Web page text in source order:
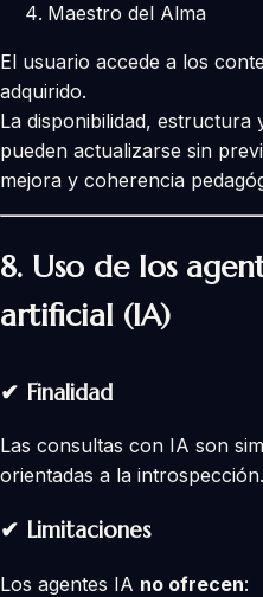
Maestro del Alma
El usuario accede a los
adquirido.
La disponibilidad, estructura
pueden actualizarse sin
mejora y coherencia
8. Uso de los
artificial (IA)
✔ Finalidad
Las consultas con IA son
orientadas a la introspección.
✔ Limitaciones
Los agentes IA no ofrecen: